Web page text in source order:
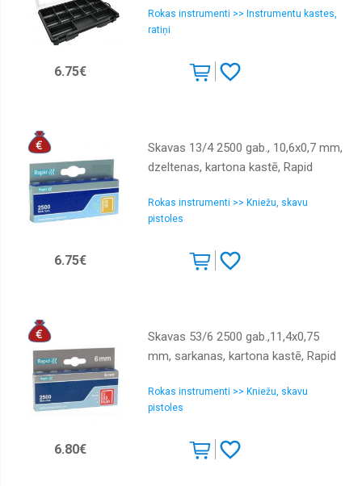
Rokas instrumenti >> Instrumentu kastes,
ratiņi
6.75€
Skavas 13/4 2500 gab., 10,6x0,7 mm,
dzeltenas, kartona kastē, Rapid
Rokas instrumenti >> Kniežu, skavu
pistoles
6.75€
Skavas 53/6 2500 gab.,11,4x0,75
mm, sarkanas, kartona kastē, Rapid
Rokas instrumenti >> Kniežu, skavu
pistoles
6.80€